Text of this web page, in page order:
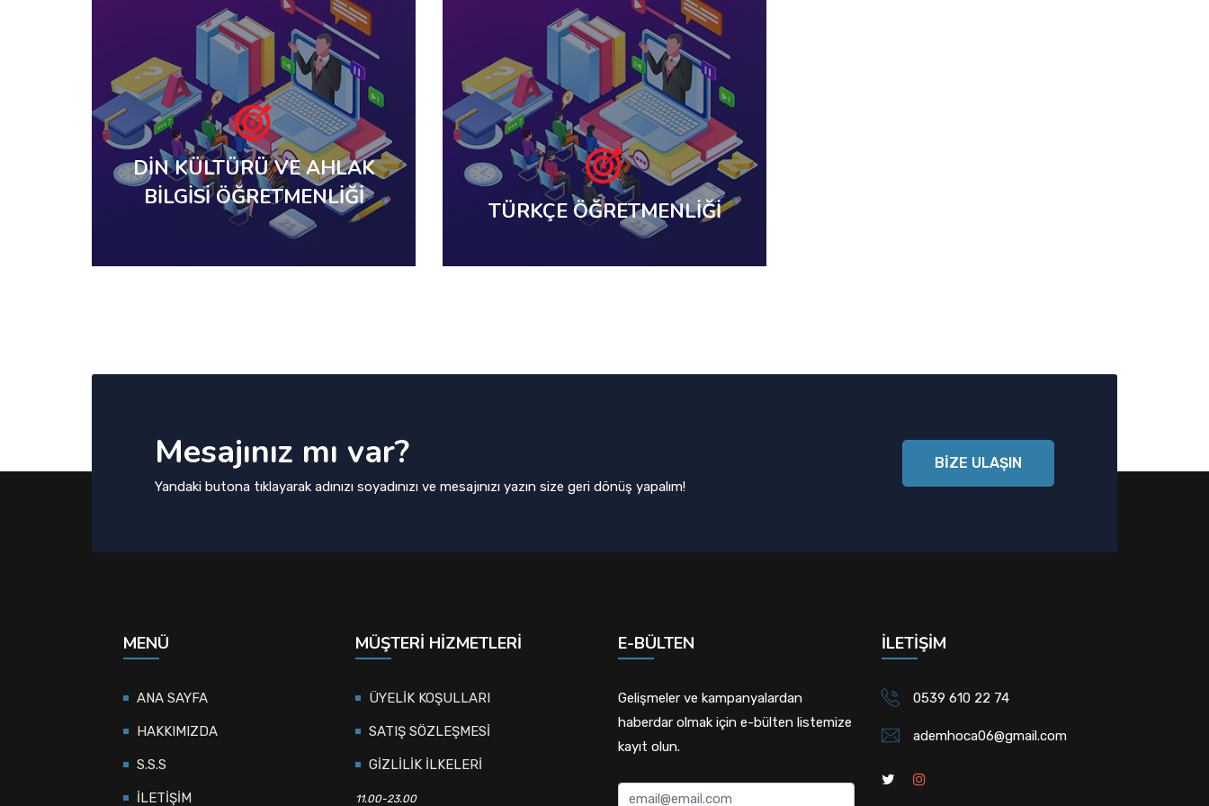
DİN KÜLTÜRÜ VE AHLAK
BİLGİSİ ÖĞRETMENLİĞİ
TÜRKÇE ÖĞRETMENLİĞİ
Mesajınız mı var?
Yandaki butona tıklayarak adınızı soyadınızı ve mesajınızı yazın size geri dönüş yapalım!
BİZE ULAŞIN
MENÜ
ANA SAYFA
HAKKIMIZDA
S.S.S
İLETİŞİM
MÜŞTERI HIZMETLERI
ÜYELİK KOŞULLARI
SATIŞ SÖZLEŞMESİ
GİZLİLİK İLKELERİ
11.00-23.00
E-BÜLTEN
Gelişmeler ve kampanyalardan
haberdar olmak için e-bülten listemize
kayıt olun.
İLETIŞIM
0539 610 22 74
ademhoca06@gmail.com